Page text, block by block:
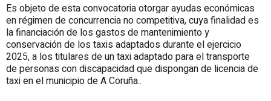
Es objeto de esta convocatoria otorgar ayudas económicas
en régimen de concurrencia no competitiva, cuya finalidad es
la financiación de los gastos de mantenimiento y
conservación de los taxis adaptados durante el ejercicio
2025, a los titulares de un taxi adaptado para el transporte
de personas con discapacidad que dispongan de licencia de
taxi en el municipio de A Coruña..